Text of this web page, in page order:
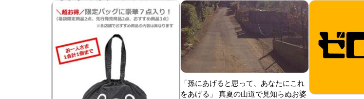
「孫にあげると思って、あなたにこれ
をあげる」 真夏の山道で見知らぬお婆